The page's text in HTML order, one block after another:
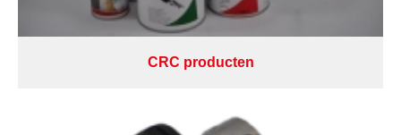
CRC producten